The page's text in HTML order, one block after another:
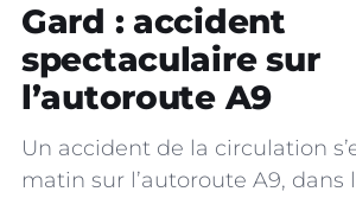
Gard : accident
spectaculaire sur
l’autoroute A9
Un accident de la circulation
matin sur l’autoroute A9, dans